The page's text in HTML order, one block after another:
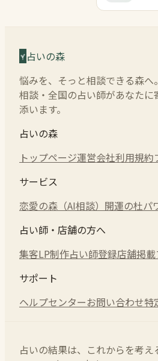
占いの森
悩みを、そっと相談できる森へ
相談・全国の占い師があなたに
添います。
占いの森
トップページ運営会社利用規約
サービス
恋愛の森（AI相談） 開運の杜パ
占い師・店舗の方へ
集客LP制作占い師登録店舗掲載
サポート
ヘルプセンターお問い合わせ特
占いの結果は、これからを考え